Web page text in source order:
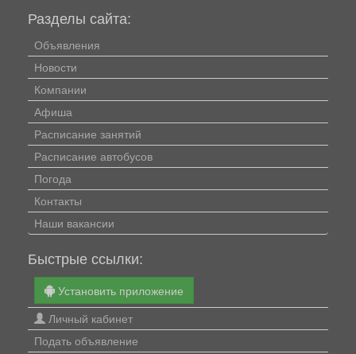
Разделы сайта:
Объявления
Новости
Компании
Афиша
Расписание занятий
Расписание автобусов
Погода
Контакты
Наши вакансии
Быстрые ссылки:
Установить приложение
Личный кабинет
Подать объявление